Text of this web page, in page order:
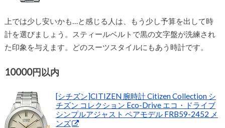
上では少し安いかも…と感じる人は、もう少し予算を出して時
計を選びましょう。スティールベルトで黒の文字盤が洗練され
た印象を与えます。どのスーツスタイルにもあう時計です。
10000円以内
[シチズン]CITIZEN 腕時計 Citizen Collection シ
チズン コレクション Eco-Drive エコ・ドライブ
シンプルアジャスト ペアモデル FRB59-2452 メ
ンズ